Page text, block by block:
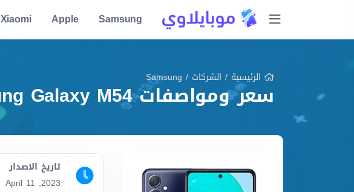
Samsung
Apple
Xiaomi
الرئيسية / الشركات /
Samsung
سعر ومواصفات Samsung Galaxy M54 مميزات وعيوب وشرح شامل
تاريخ الاصدار
2023, April 11